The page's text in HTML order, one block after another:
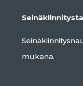
mukana.